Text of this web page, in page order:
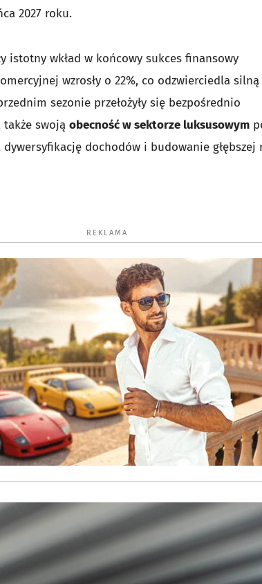
2027 roku.
istotny wkład w końcowy sukces finansowy
wzrosły o 22%, co odzwierciedla silną
sezonie przełożyły się bezpośrednio
także swoją obecność w sektorze luksusowym
dochodów i budowanie głębszej
REKLAMA